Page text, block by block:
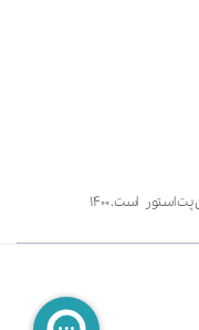
استور است. ۱۴۰۰